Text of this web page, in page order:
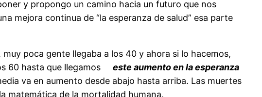
y propongo un camino hacia un futuro que nos
mejora continua de “la esperanza de salud” esa parte
poca gente llegaba a los 40 y ahora si lo hacemos,
60 hasta que llegamos
este aumento en la esperanza
va en aumento desde abajo hasta arriba. Las muertes
matemática de la mortalidad humana.